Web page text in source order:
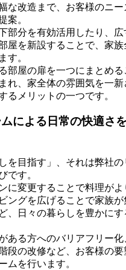
な改造まで、お客様のニー
案。
部分を有効活用したり、
屋を新設することで、家族
す。
部屋の扉を一つにまとめ
れ、家全体の雰囲気を一新
るメリットの一つです。
による日常の快適さ
を目指す」、それは弊社
です。
に変更することで料理がよ
ングを広げることで家族
、日々の暮らしを豊かに
ある方へのバリアフリー
段の改修など、お客様の
ムを行います。